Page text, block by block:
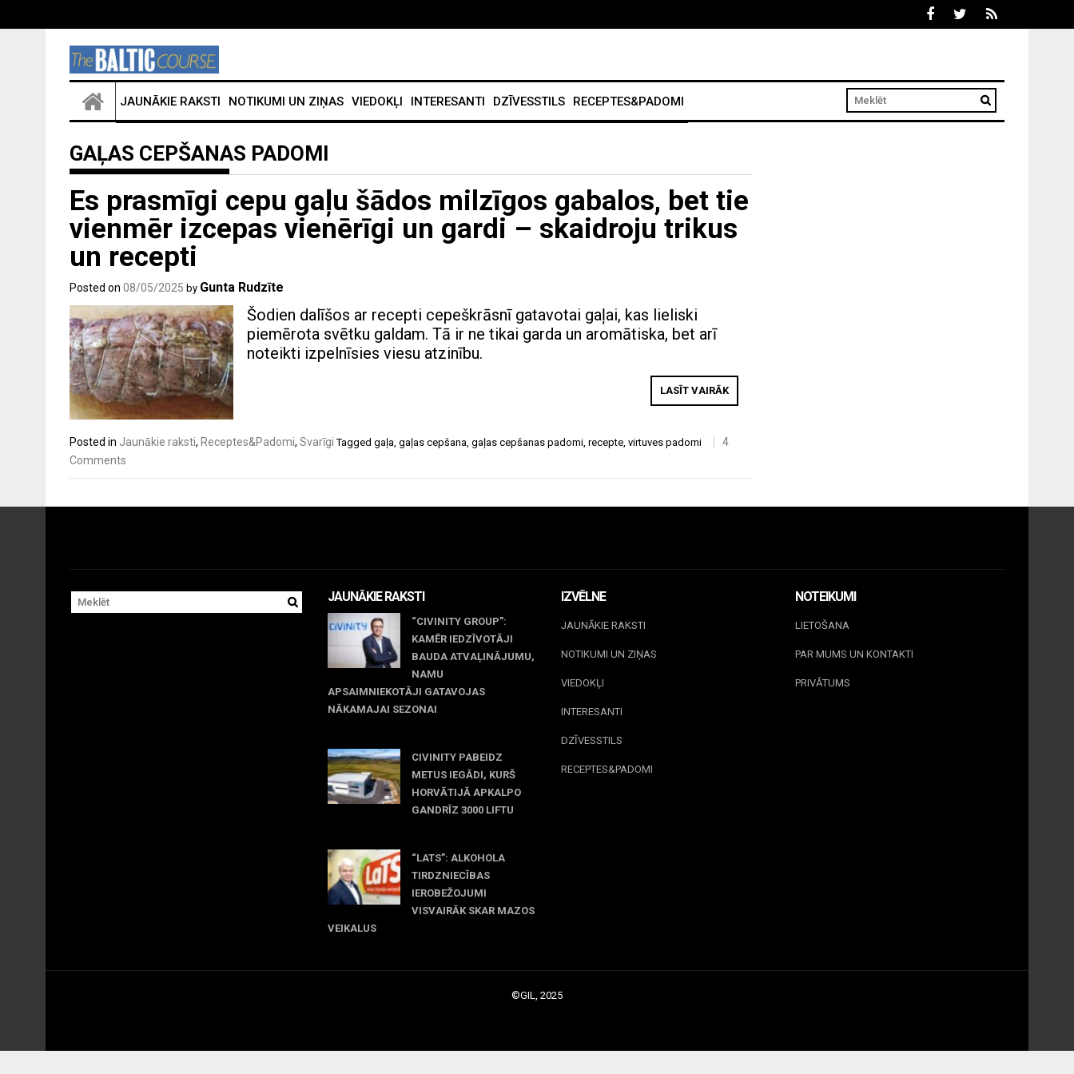
JAUNĀKIE RAKSTI NOTIKUMI UN ZIŅAS VIEDOKĻI INTERESANTI DZĪVESSTILS RECEPTES&PADOMI
GAĻAS CEPŠANAS PADOMI
Es prasmīgi cepu gaļu šādos milzīgos gabalos, bet tie
vienmēr izcepas vienērīgi un gardi – skaidroju trikus
un recepti
Posted on 08/05/2025 by Gunta Rudzīte
Šodien dalīšos ar recepti cepeškrāsnī gatavotai gaļai, kas lieliski
piemērota svētku galdam. Tā ir ne tikai garda un aromātiska, bet arī
noteikti izpelnīsies viesu atzinību.
LASĪT VAIRĀK
Posted in Jaunākie raksti, Receptes&Padomi, Svarīgi Tagged gaļa, gaļas cepšana, gaļas cepšanas padomi, recepte, virtuves padomi
4
Comments
JAUNĀKIE RAKSTI
“CIVINITY GROUP”:
KAMĒR IEDZĪVOTĀJI
BAUDA ATVAĻINĀJUMU,
NAMU
APSAIMNIEKOTĀJI GATAVOJAS
NĀKAMAJAI SEZONAI
CIVINITY PABEIDZ
METUS IEGĀDI, KURŠ
HORVĀTIJĀ APKALPO
GANDRĪZ 3000 LIFTU
“LATS”: ALKOHOLA
TIRDZNIECĪBAS
IEROBEŽOJUMI
VISVAIRĀK SKAR MAZOS
VEIKALUS
IZVĒLNE
JAUNĀKIE RAKSTI
NOTIKUMI UN ZIŅAS
VIEDOKĻI
INTERESANTI
DZĪVESSTILS
RECEPTES&PADOMI
NOTEIKUMI
LIETOŠANA
PAR MUMS UN KONTAKTI
PRIVĀTUMS
©GIL, 2025